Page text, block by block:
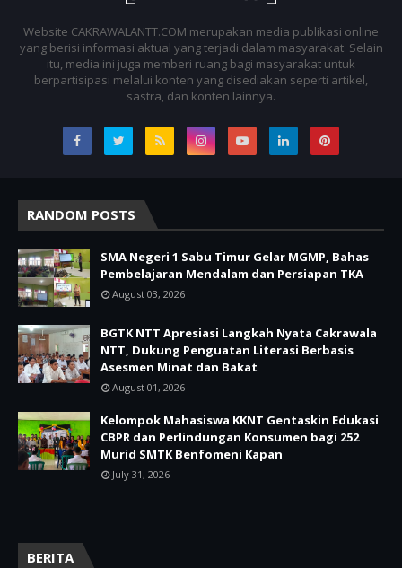
Website CAKRAWALANTT.COM merupakan media publikasi online
yang berisi informasi aktual yang terjadi dalam masyarakat. Selain
itu, media ini juga memberi ruang bagi masyarakat untuk
berpartisipasi melalui konten yang disediakan seperti artikel,
sastra, dan konten lainnya.
RANDOM POSTS
SMA Negeri 1 Sabu Timur Gelar MGMP, Bahas
Pembelajaran Mendalam dan Persiapan TKA
August 03, 2026
BGTK NTT Apresiasi Langkah Nyata Cakrawala
NTT, Dukung Penguatan Literasi Berbasis
Asesmen Minat dan Bakat
August 01, 2026
Kelompok Mahasiswa KKNT Gentaskin Edukasi
CBPR dan Perlindungan Konsumen bagi 252
Murid SMTK Benfomeni Kapan
July 31, 2026
BERITA